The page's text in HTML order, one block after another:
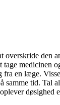
den
tage medicinen
en læge.
tid.
døsighed